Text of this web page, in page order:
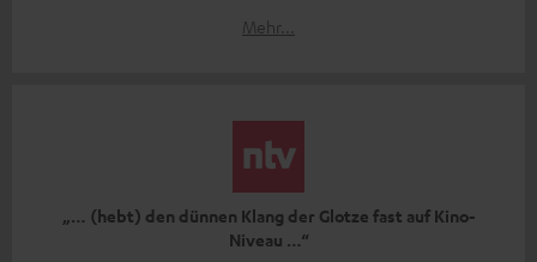
Mehr...
„… (hebt) den dünnen Klang der Glotze fast auf Kino-
Niveau …“